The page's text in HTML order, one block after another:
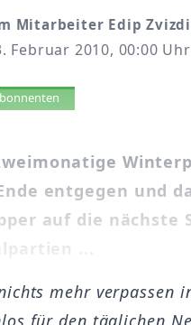
Mitarbeiter Edip
Februar 2010, 00:00 Uhr
entgegen und
auf die
...
mehr verpassen
für den täglichen